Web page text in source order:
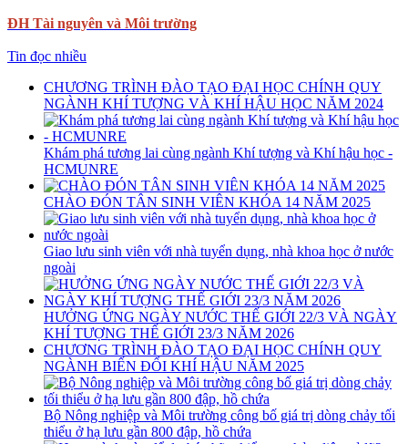
ĐH Tài nguyên và Môi trường
Tin đọc nhiều
CHƯƠNG TRÌNH ĐÀO TẠO ĐẠI HỌC CHÍNH QUY
NGÀNH KHÍ TƯỢNG VÀ KHÍ HẬU HỌC NĂM 2024
Khám phá tương lai cùng ngành Khí tượng và Khí hậu học -
HCMUNRE
CHÀO ĐÓN TÂN SINH VIÊN KHÓA 14 NĂM 2025
Giao lưu sinh viên với nhà tuyển dụng, nhà khoa học ở nước
ngoài
HƯỞNG ỨNG NGÀY NƯỚC THẾ GIỚI 22/3 VÀ NGÀY
KHÍ TƯỢNG THẾ GIỚI 23/3 NĂM 2026
CHƯƠNG TRÌNH ĐÀO TẠO ĐẠI HỌC CHÍNH QUY
NGÀNH BIẾN ĐỔI KHÍ HẬU NĂM 2025
Bộ Nông nghiệp và Môi trường công bố giá trị dòng chảy tối
thiểu ở hạ lưu gần 800 đập, hồ chứa